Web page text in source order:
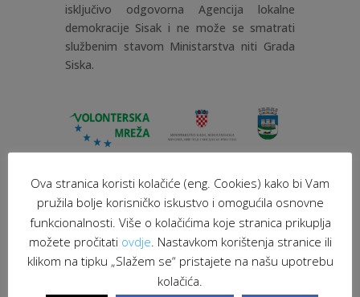
isključivo odgovorna Agencija lokalne
demokracije Sisak i ne može se smatrati
službenim stavom Ministarstva niti Grada
Siska.
ALD Sisak|Budaševo|Lekenik| Majur| MRMSOSP
|Sisak|škola|Volonterska mreža| Volonterski
volontiranje
Ova stranica koristi kolačiće (eng. Cookies) kako bi Vam
pružila bolje korisničko iskustvo i omogućila osnovne
funkcionalnosti. Više o kolačićima koje stranica prikuplja
možete pročitati ovdje. Nastavkom korištenja stranice ili
klikom na tipku „Slažem se“ pristajete na našu upotrebu
kolačića.